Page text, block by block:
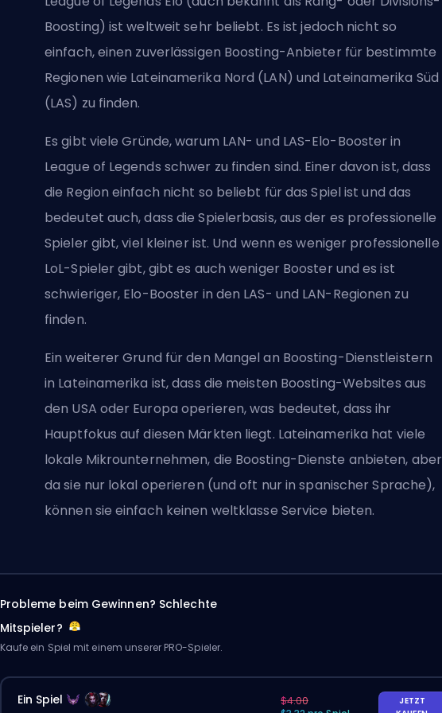
Boosting) ist weltweit sehr beliebt. Es ist jedoch nicht so
einfach, einen zuverlässigen Boosting-Anbieter für bestimmte
Regionen wie Lateinamerika Nord (LAN) und Lateinamerika Süd
(LAS) zu finden.
Es gibt viele Gründe, warum LAN- und LAS-Elo-Booster in
League of Legends schwer zu finden sind. Einer davon ist, dass
die Region einfach nicht so beliebt für das Spiel ist und das
bedeutet auch, dass die Spielerbasis, aus der es professionelle
Spieler gibt, viel kleiner ist. Und wenn es weniger professionelle
LoL-Spieler gibt, gibt es auch weniger Booster und es ist
schwieriger, Elo-Booster in den LAS- und LAN-Regionen zu
finden.
Ein weiterer Grund für den Mangel an Boosting-Dienstleistern
in Lateinamerika ist, dass die meisten Boosting-Websites aus
den USA oder Europa operieren, was bedeutet, dass ihr
Hauptfokus auf diesen Märkten liegt. Lateinamerika hat viele
lokale Mikrounternehmen, die Boosting-Dienste anbieten, aber
da sie nur lokal operieren (und oft nur in spanischer Sprache),
können sie einfach keinen weltklasse Service bieten.
Probleme beim Gewinnen? Schlechte
Mitspieler?
Kaufe ein Spiel mit einem unserer PRO-Spieler.
Ein Spiel
$4.00
JETZT